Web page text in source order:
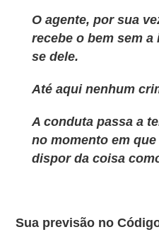
O agente, por sua
recebe o bem sem
se dele.
Até aqui nenhum
A conduta passa a
no momento em
dispor da coisa
Sua previsão no